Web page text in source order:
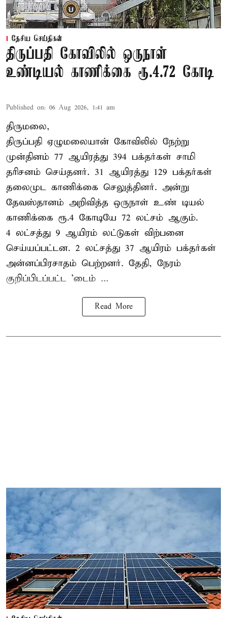
தேசிய செய்திகள்
திருப்பதி கோவிலில் ஒருநாள்
உண்டியல் காணிக்கை ரூ.4.72 கோடி
Published on: 06 Aug 2026, 1:41 am
திருமலை,
திருப்பதி ஏழுமலையான் கோவிலில் நேற்று
முன்தினம் 77 ஆயிரத்து 394 பக்தர்கள் சாமி
தரிசனம் செய்தனர். 31 ஆயிரத்து 129 பக்தர்கள்
தலைமுட காணிக்கை செலுத்தினர். அன்று
தேவஸ்தானம் அறிவித்த ஒருநாள் உண் டியல்
காணிக்கை ரூ.4 கோடியே 72 லட்சம் ஆகும்.
4 லட்சத்து 9 ஆயிரம் லட்டுகள் விற்பனை
செய்யப்பட்டன. 2 லட்சத்து 37 ஆயிரம் பக்தர்கள்
அன்னப்பிரசாதம் பெற்றனர். தேதி, நேரம்
குறிப்பிடப்பட்ட 'டைம் ...
Read More